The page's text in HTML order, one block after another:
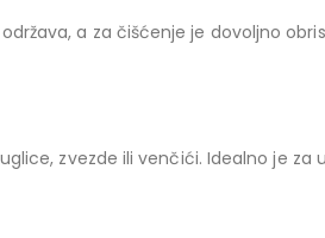
a za čišćenje je dovoljno
zvezde ili venčići. Idealno je za